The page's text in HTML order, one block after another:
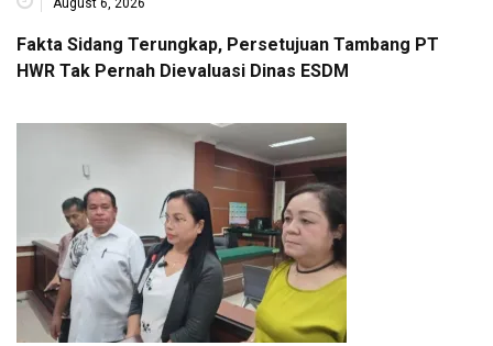
August 6, 2026
Fakta Sidang Terungkap, Persetujuan Tambang PT
HWR Tak Pernah Dievaluasi Dinas ESDM